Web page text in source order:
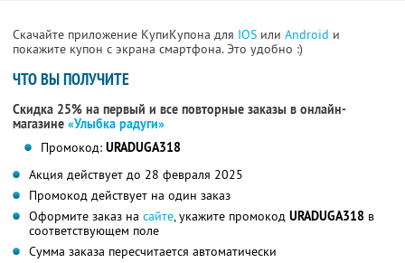
Скачайте приложение КупиКупона для IOS или Android и
покажите купон с экрана смартфона. Это удобно :)
ЧТО ВЫ ПОЛУЧИТЕ
Скидка 25% на первый и все повторные заказы в онлайн-
магазине «Улыбка радуги»
Промокод: URADUGA318
Акция действует до 28 февраля 2025
Промокод действует на один заказ
Оформите заказ на сайте, укажите промокод URADUGA318 в
соответствующем поле
Сумма заказа пересчитается автоматически